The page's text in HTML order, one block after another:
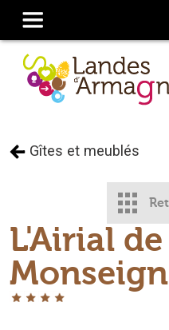
Gîtes et meublés
L'Airial de